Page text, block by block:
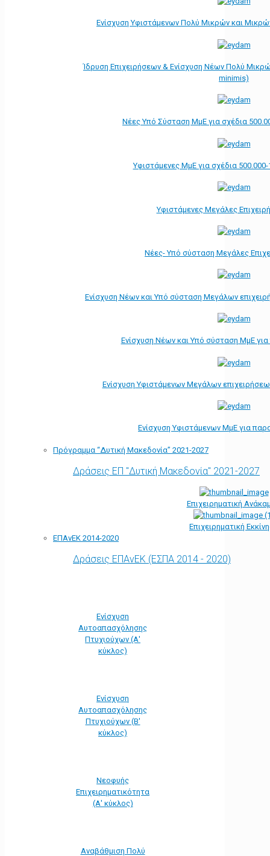
Ενίσχυση Υφιστάμενων Πολύ Μικρών και
Ίδρυση Επιχειρήσεων & Ενίσχυση Νέων Πολύ
minimis)
Νέες Υπό Σύσταση ΜμΕ για σχέδια
Υφιστάμενες ΜμΕ για σχέδια
Υφιστάμενες Μεγάλες
Νέες- Υπό σύσταση Μεγάλες
Ενίσχυση Νέων και Υπό σύσταση Μεγάλων
Ενίσχυση Νέων και Υπό σύσταση ΜμΕ
Ενίσχυση Υφιστάμενων Μεγάλων
Ενίσχυση Υφιστάμενων ΜμΕ για
Πρόγραμμα “Δυτική Μακεδονία” 2021-2027
Δράσεις ΕΠ "Δυτική Μακεδονία" 2021-2027
Επιχειρηματική
Επιχειρηματική
ΕΠΑνΕΚ 2014-2020
Δράσεις ΕΠΑνΕΚ (ΕΣΠΑ 2014 - 2020)
Ενίσχυση
Αυτοαπασχόλησης
Πτυχιούχων (Α'
κύκλος)
Ενίσχυση
Αυτοαπασχόλησης
Πτυχιούχων (Β'
κύκλος)
Νεοφυής
Επιχειρηματικότητα
(Α' κύκλος)
Αναβάθμιση Πολύ